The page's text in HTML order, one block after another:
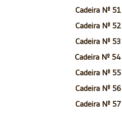
Cadeira Nº 51
Cadeira Nº 52
Cadeira Nº 53
Cadeira Nº 54
Cadeira Nº 55
Cadeira Nº 56
Cadeira Nº 57